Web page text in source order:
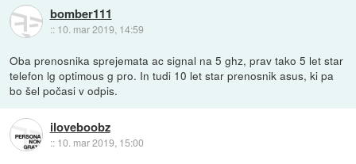
bomber111
:: 10. mar 2019, 14:59
Oba prenosnika sprejemata ac signal na 5 ghz, prav tako 5 let star
telefon lg optimous g pro. In tudi 10 let star prenosnik asus, ki pa
bo šel počasi v odpis.
iloveboobz
:: 10. mar 2019, 15:00